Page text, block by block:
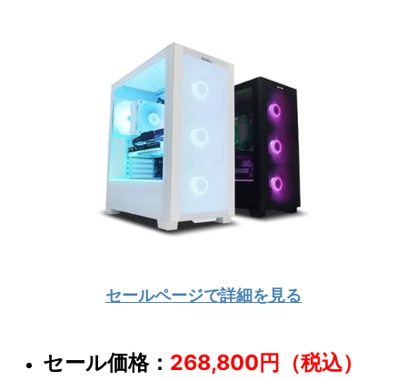
セールページで詳細を見る
セール価格： 268,800円（税込）